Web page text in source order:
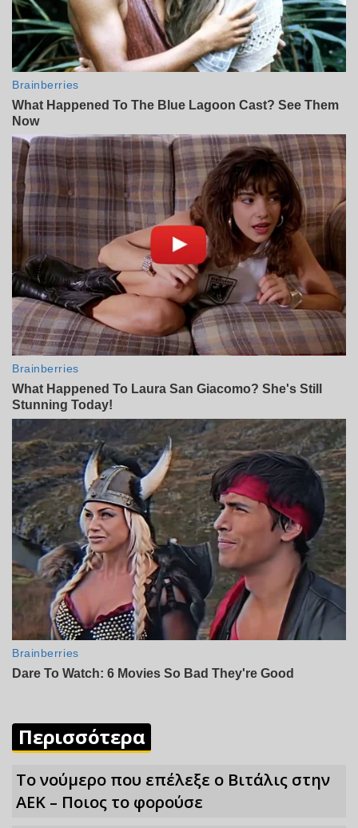
Περισσότερα
Το νούμερο που επέλεξε ο Βιτάλις στην
ΑΕΚ – Ποιος το φορούσε